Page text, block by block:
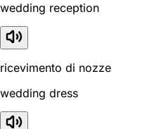
wedding reception
ricevimento di nozze
wedding dress